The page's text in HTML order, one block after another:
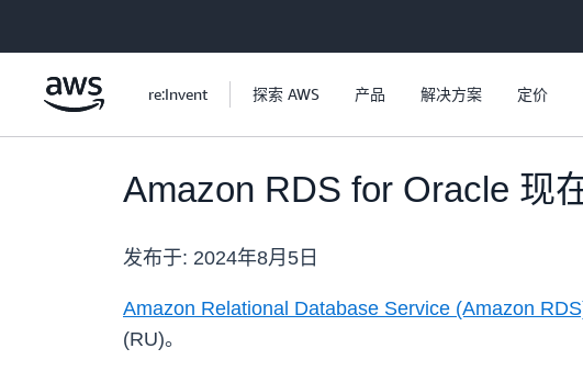
re:Invent 探索 AWS 产品 解决方案 定价
Amazon RDS for Oracle 现
发布于: 2024年8月5日
Amazon Relational Database Service (Amazon
(RU)。